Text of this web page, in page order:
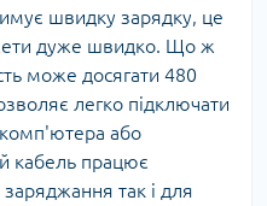
швидку зарядку, це
дуже швидко. Що ж
може досягати 480
легко підключати
або
кабель працює
так і для